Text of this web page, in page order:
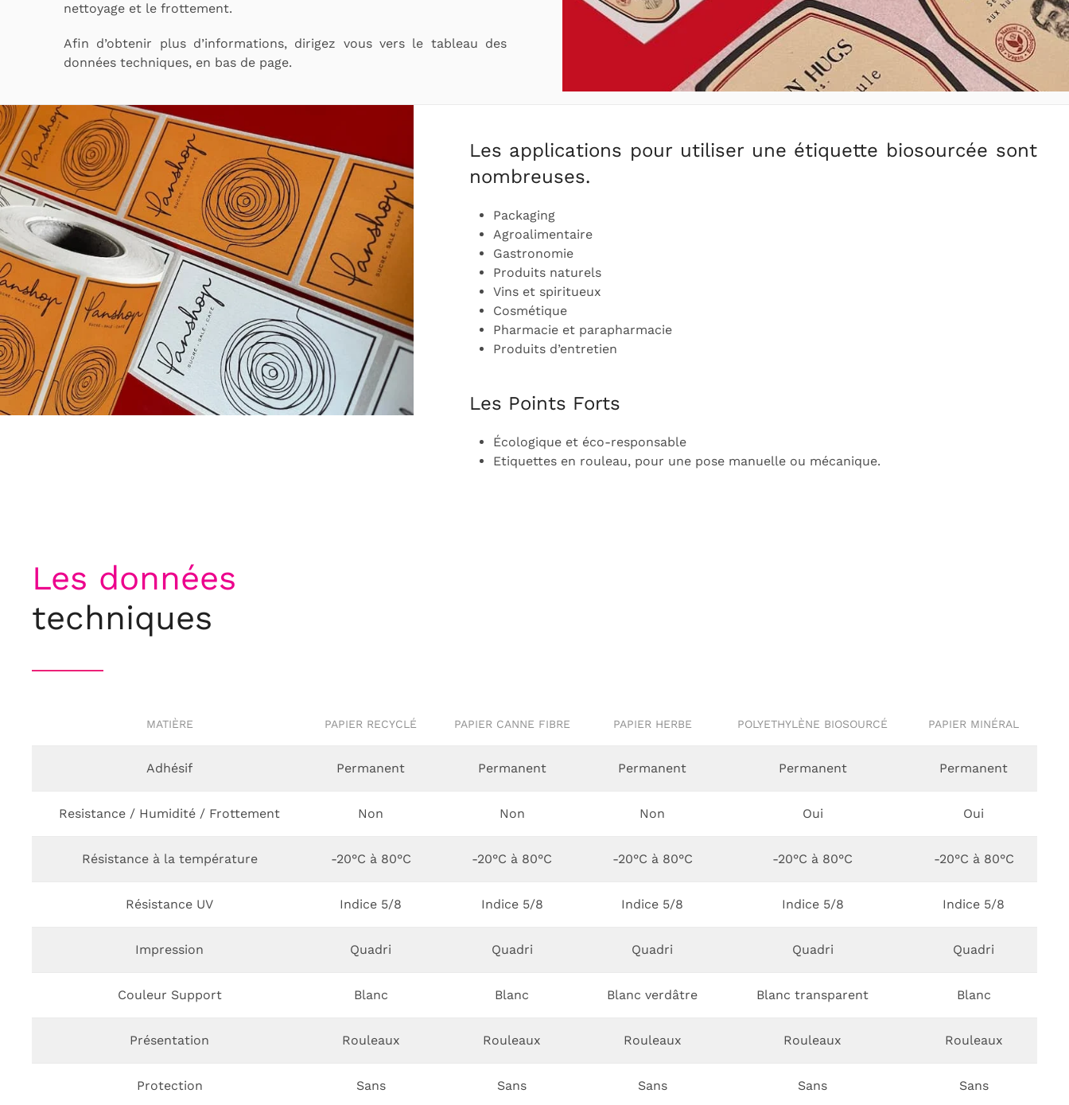
nettoyage et le frottement.
Afin d’obtenir plus d’informations, dirigez vous vers le tableau des
données techniques, en bas de page.
Les applications pour utiliser une étiquette biosourcée sont
nombreuses.
Packaging
Agroalimentaire
Gastronomie
Produits naturels
Vins et spiritueux
Cosmétique
Pharmacie et parapharmacie
Produits d’entretien
Les Points Forts
Écologique et éco-responsable
Etiquettes en rouleau, pour une pose manuelle ou mécanique.
Les données
techniques
MATIÈRE PAPIER RECYCLÉ PAPIER CANNE FIBRE PAPIER HERBE POLYETHYLÈNE BIOSOURCÉ PAPIER MINÉRAL
Adhésif Permanent Permanent Permanent Permanent Permanent
Resistance / Humidité / Frottement Non Non Non Oui Oui
Résistance à la température -20°C à 80°C -20°C à 80°C -20°C à 80°C -20°C à 80°C -20°C à 80°C
Résistance UV Indice 5/8 Indice 5/8 Indice 5/8 Indice 5/8 Indice 5/8
Impression Quadri Quadri Quadri Quadri Quadri
Couleur Support Blanc Blanc Blanc verdâtre Blanc transparent Blanc
Présentation Rouleaux Rouleaux Rouleaux Rouleaux Rouleaux
Protection Sans Sans Sans Sans Sans